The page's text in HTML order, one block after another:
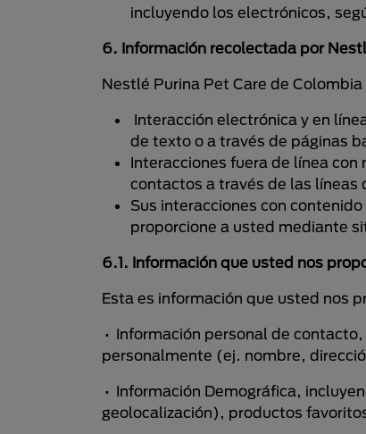
incluyendo los electrónicos,
6. Información recolectada por
Nestlé Purina Pet Care de
Interacción electrónica y en
de texto o a través de páginas
Interacciones fuera de línea
contactos a través de las líneas
Sus interacciones con
proporcione a usted mediante
6.1. Información que usted nos
Esta es información que usted nos
• Información personal de
personalmente (ej. nombre,
• Información Demográfica,
geolocalización), productos